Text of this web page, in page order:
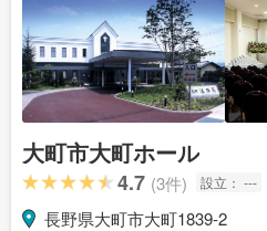
大町市大町ホール
4.7 (3件) 設立： ---
長野県大町市大町1839-2